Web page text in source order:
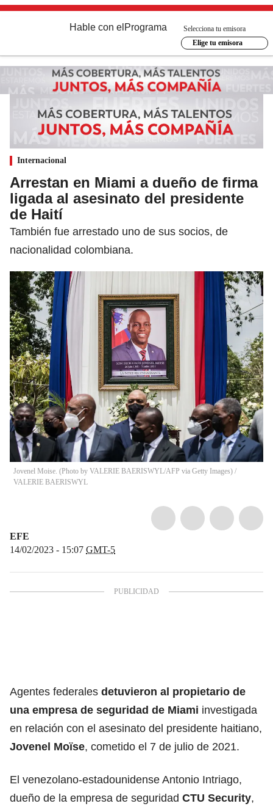
Hable con el Programa
Selecciona tu emisora
Elige tu emisora
Internacional
Arrestan en Miami a dueño de firma
ligada al asesinato del presidente
de Haití
También fue arrestado uno de sus socios, de
nacionalidad colombiana.
Jovenel Moise. (Photo by VALERIE BAERISWYL/AFP via Getty Images) /
VALERIE BAERISWYL
EFE
14/02/2023 - 15:07 GMT-5
Agentes federales detuvieron al propietario de
una empresa de seguridad de Miami investigada
en relación con el asesinato del presidente haitiano,
Jovenel Moïse, cometido el 7 de julio de 2021.
El venezolano-estadounidense Antonio Intriago,
dueño de la empresa de seguridad CTU Security,